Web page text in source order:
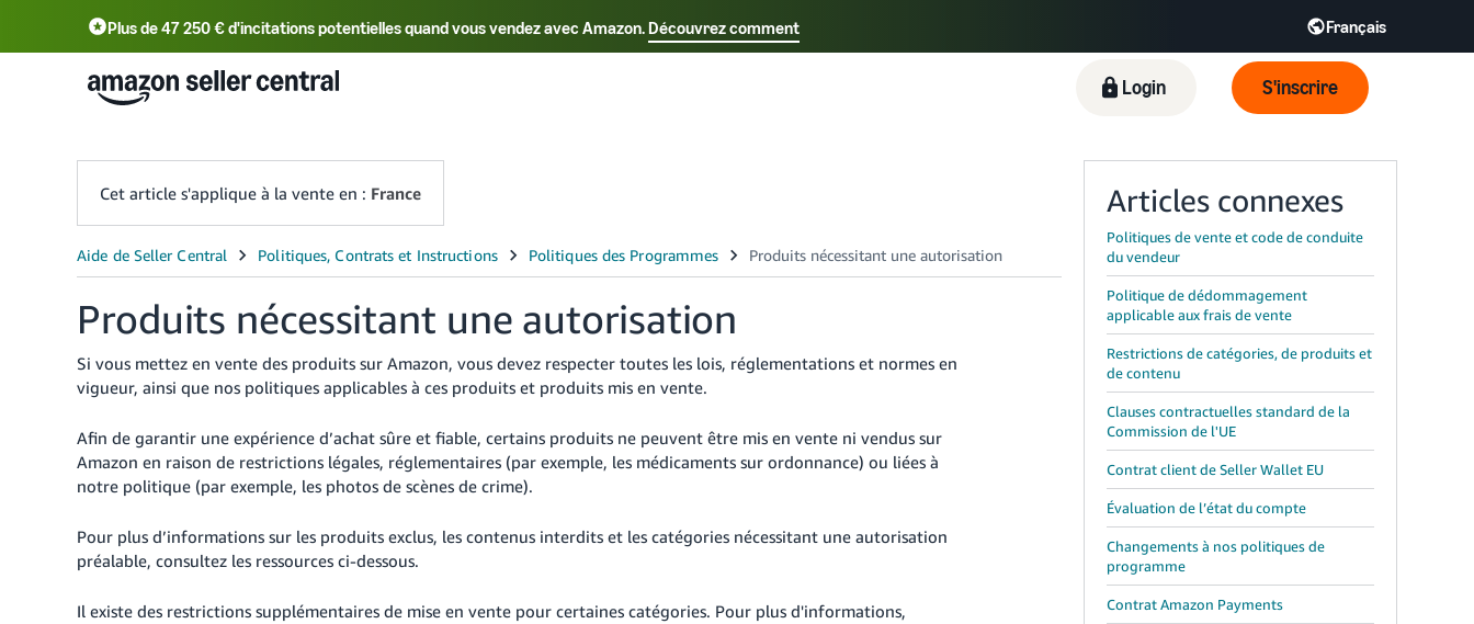
Plus de 47 250 € d'incitations potentielles quand vous vendez avec Amazon.Découvrez comment Français
Select your preferred language
中文 - CN 中文 - TW Deutsch - DE Español - ES English - FR
Login S'inscrire
Cet article s'applique à la vente en : France
Produits nécessitant une autorisation
Si vous mettez en vente des produits sur Amazon, vous devez respecter toutes les lois, réglementations et normes en
vigueur, ainsi que nos politiques applicables à ces produits et produits mis en vente.
Afin de garantir une expérience d’achat sûre et fiable, certains produits ne peuvent être mis en vente ni vendus sur
Amazon en raison de restrictions légales, réglementaires (par exemple, les médicaments sur ordonnance) ou liées à
notre politique (par exemple, les photos de scènes de crime).
Pour plus d’informations sur les produits exclus, les contenus interdits et les catégories nécessitant une autorisation
préalable, consultez les ressources ci-dessous.
Il existe des restrictions supplémentaires de mise en vente pour certaines catégories. Pour plus d'informations,
Articles connexes
Politiques de vente et code de conduite
du vendeur
Politique de dédommagement
applicable aux frais de vente
Restrictions de catégories, de produits et
de contenu
Clauses contractuelles standard de la
Commission de l'UE
Contrat client de Seller Wallet EU
Évaluation de l’état du compte
Changements à nos politiques de
programme
Contrat Amazon Payments